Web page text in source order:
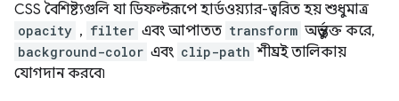
CSS বৈশিষ্ট্যগুলি যা ডিফল্টরূপে হার্ডওয়্যার-ত্বরিত হয় শুধুমাত্র
opacity , filter এবং আপাতত transform অন্তর্ভুক্ত করে,
background-color এবং clip-path শীঘ্রই তালিকায়
যোগদান করবে৷